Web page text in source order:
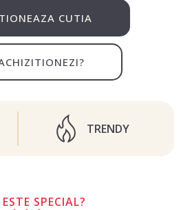
CUTIA
TRENDY
ESTE SPECIAL?